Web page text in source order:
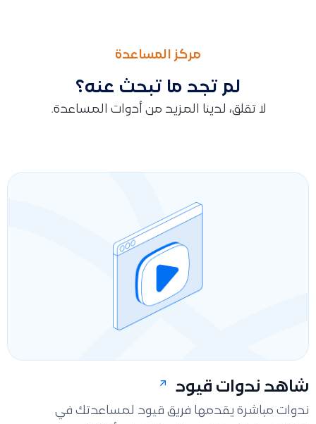
مركز المساعدة
لم تجد ما تبحث عنه؟
لا تقلق، لدينا المزيد من أدوات المساعدة.
شاهد ندوات قيود
ندوات مباشرة يقدمها فريق قيود لمساعدتك في